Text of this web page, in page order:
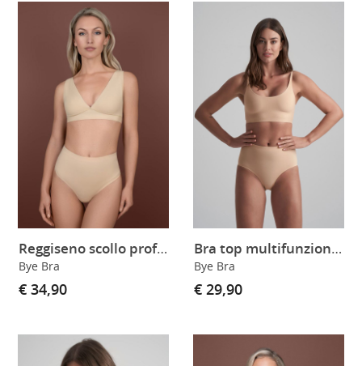
Reggiseno scollo profondo
Bye Bra
€ 34,90
Bra top multifunzione skin
Bye Bra
€ 29,90